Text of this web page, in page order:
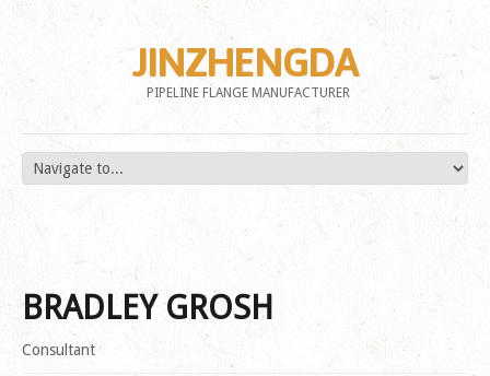
JINZHENGDA
PIPELINE FLANGE MANUFACTURER
BRADLEY GROSH
Consultant